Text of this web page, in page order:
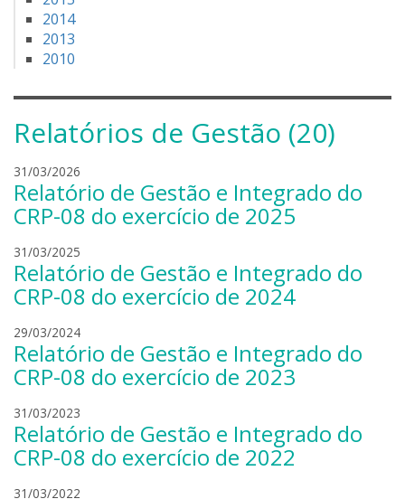
2014
2013
2010
Relatórios de Gestão (20)
31/03/2026
a
m
u
l
c
a
s
t
r
o
Relatório de Gestão e Integrado do
CRP-08 do exercício de 2025
31/03/2025
a
m
u
e
l
c
a
t
r
o
Relatório de Gestão e Integrado do
CRP-08 do exercício de 2024
29/03/2024s
a
m
u
l
c
a
Relatório de Gestão e Integrado do
CRP-08 do exercício de 2023
31/03/2023
a
m
u
Relatório de Gestão e Integrado do
CRP-08 do exercício de 2022
31/03/2022